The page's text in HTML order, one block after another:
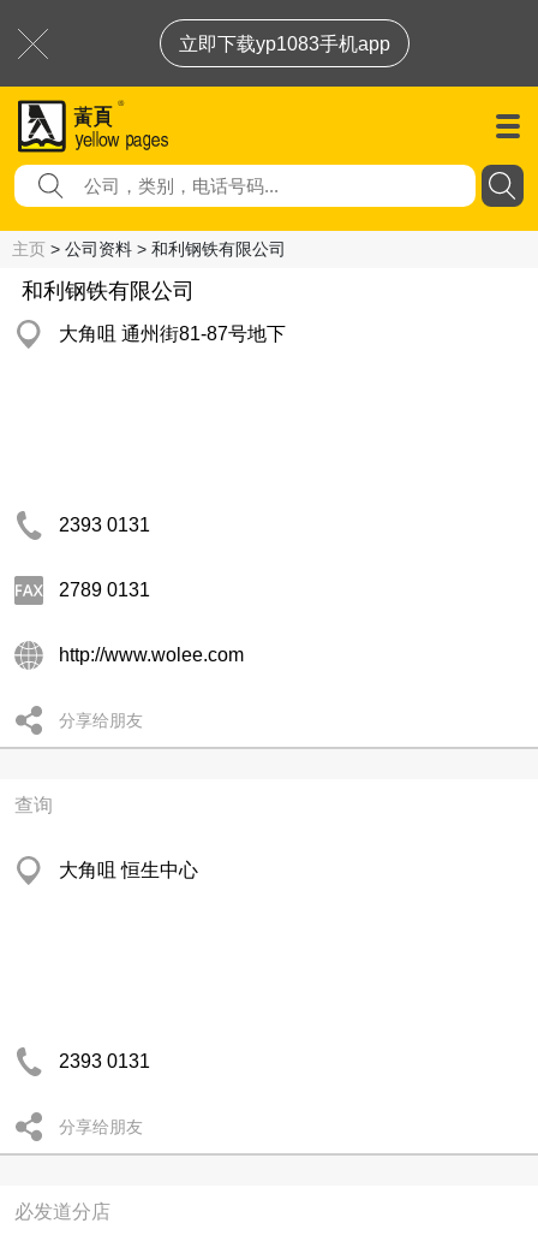
立即下载yp1083手机app
主页 > 公司资料 > 和利钢铁有限公司
和利钢铁有限公司
大角咀 通州街81-87号地下
2393 0131
2789 0131
http://www.wolee.com
分享给朋友
查询
大角咀 恒生中心
2393 0131
分享给朋友
必发道分店